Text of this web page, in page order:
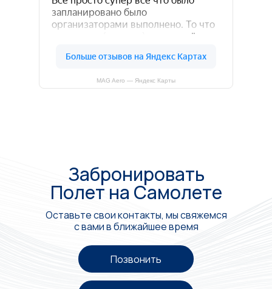
MAG Aero — Яндекс Карты
Забронировать
Полет на Самолете
Оставьте свои контакты, мы свяжемся
с вами в ближайшее время
Позвонить